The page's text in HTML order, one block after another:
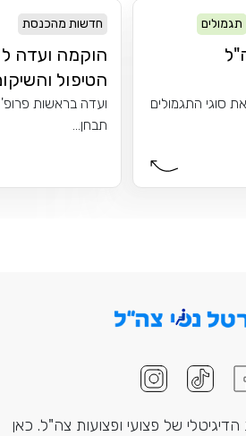
תגמולים
סוגי התגמולים
חדשות מהכנסת
הוקמה ועדה
הטיפול
ועדה בראשות
תבחן...
של פצועי ופצועות צה"ל. כאן